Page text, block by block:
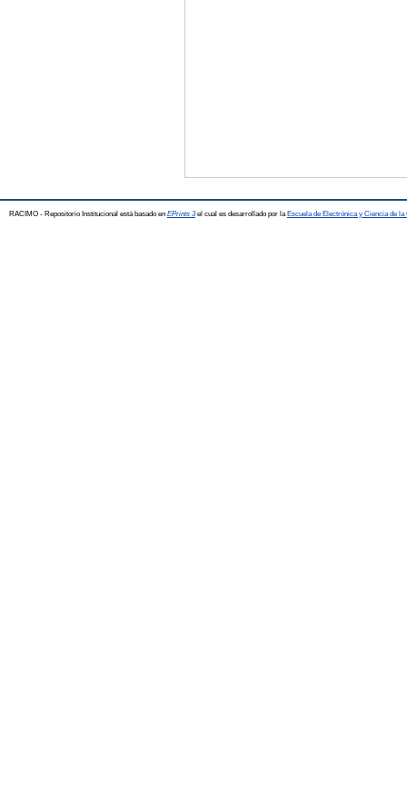
RACIMO - Repositorio Institucional está basado en EPrints 3el cual es desarrollado por la Escuela de Electrónica y Ciencia de la